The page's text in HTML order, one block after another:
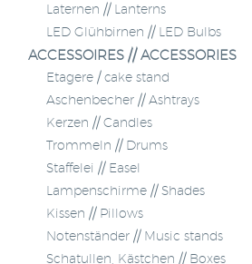
Laternen // Lanterns
LED Glühbirnen // LED Bulbs
ACCESSOIRES // ACCESSORIES
Etagere / cake stand
Aschenbecher // Ashtrays
Kerzen // Candles
Trommeln // Drums
Staffelei // Easel
Lampenschirme // Shades
Kissen // Pillows
Notenständer // Music stands
Schatullen, Kästchen // Boxes